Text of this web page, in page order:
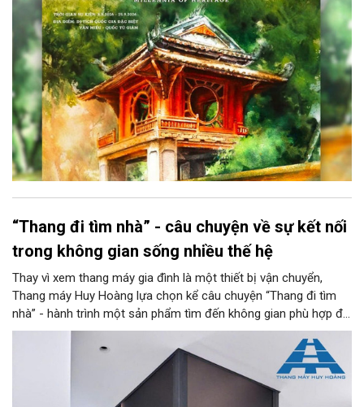
văn hóa đầy sức hút, góp phần làm phong phú đời sống nghệ
thuật của Thủ đô trong mùa thu này.
“Thang đi tìm nhà” - câu chuyện về sự kết nối
trong không gian sống nhiều thế hệ
Thay vì xem thang máy gia đình là một thiết bị vận chuyển,
Thang máy Huy Hoàng lựa chọn kể câu chuyện “Thang đi tìm
nhà” - hành trình một sản phẩm tìm đến không gian phù hợp để
trở thành một phần của kiến trúc, đời sống và ký ức gia đình.